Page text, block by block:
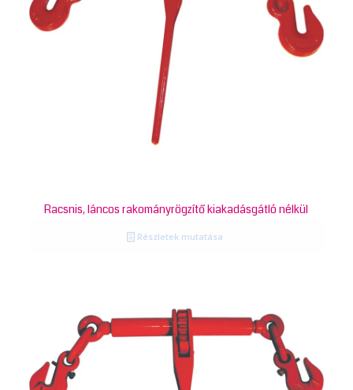
Racsnis, láncos rakományrögzítő kiakadásgátló nélkül
Részletek mutatása